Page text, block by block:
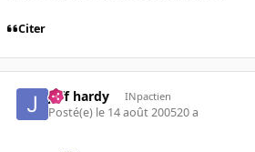
Citer
jeff hardy INpactien
Posté(e) le 14 août 200520 a